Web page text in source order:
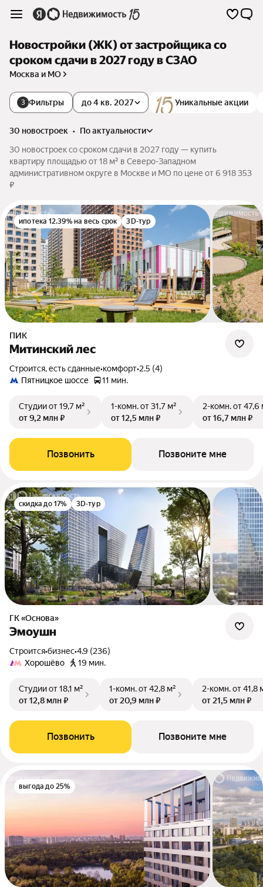
Новостройки (ЖК) от застройщика со
сроком сдачи в 2027 году в СЗАО
Москва и МО
3 Фильтры Уникальные акции
до 4 кв. 2027
30 новостроек •
по актуальности
30 новостроек со сроком сдачи в 2027 году — купить
квартиру площадью от 18 м² в Северо-Западном
административном округе в Москве и МО по цене от 6 918 353
₽
ипотека 12.39% на весь срок 3D-тур
ПИК
Митинский лес
Строится, есть сданные•комфорт•2.5 (4)
Пятницкое шоссе
11 мин.
Студииот 19,7 м²
от 9,2 млн ₽
1-комн.от 31,7 м²
от 12,5 млн ₽
2-комн.от 47,6
от 16,7 млн ₽
Позвонить Позвоните мне
скидка до 17% 3D-тур
ГК «Основа»
Эмоушн
Строится•бизнес•4.9 (236)
Хорошёво
19 мин.
Студииот 18,1 м²
от 12,8 млн ₽
1-комн.от 42,8 м²
от 20,9 млн ₽
2-комн.от 41,8
от 21,5 млн ₽
Позвонить Позвоните мне
выгода до 25%